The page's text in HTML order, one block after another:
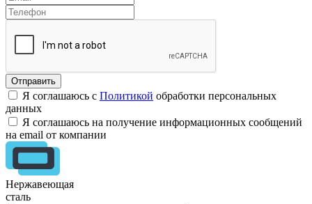
Я соглашаюсь с Политикой обработки персональных
данных
Я соглашаюсь на получение информационных сообщений
на email от компании
Нержавеющая
сталь